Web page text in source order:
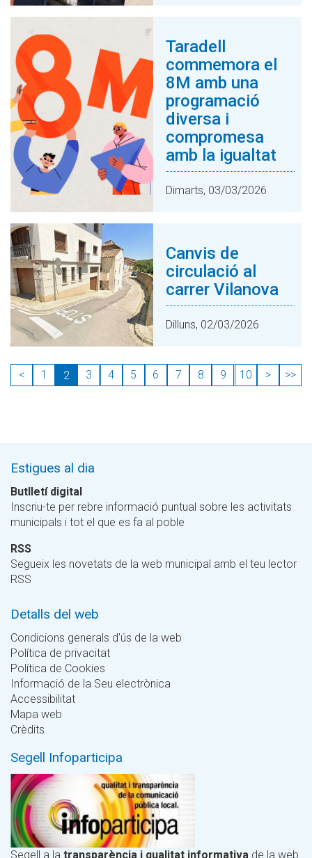
Taradell
commemora el
8M amb una
programació
diversa i
compromesa
amb la igualtat
Dimarts, 03/03/2026
Canvis de
circulació al
carrer Vilanova
Dilluns, 02/03/2026
< 1 2 3 4 5 6 7 8 9 10 > >>
Estigues al dia
Butlletí digital
Inscriu-te per rebre informació puntual sobre les activitats
municipals i tot el que es fa al poble
RSS
Segueix les novetats de la web municipal amb el teu lector
RSS
Detalls del web
Condicions generals d'ús de la web
Política de privacitat
Política de Cookies
Informació de la Seu electrònica
Accessibilitat
Mapa web
Crèdits
Segell Infoparticipa
Segell a la transparència i qualitat informativa de la web